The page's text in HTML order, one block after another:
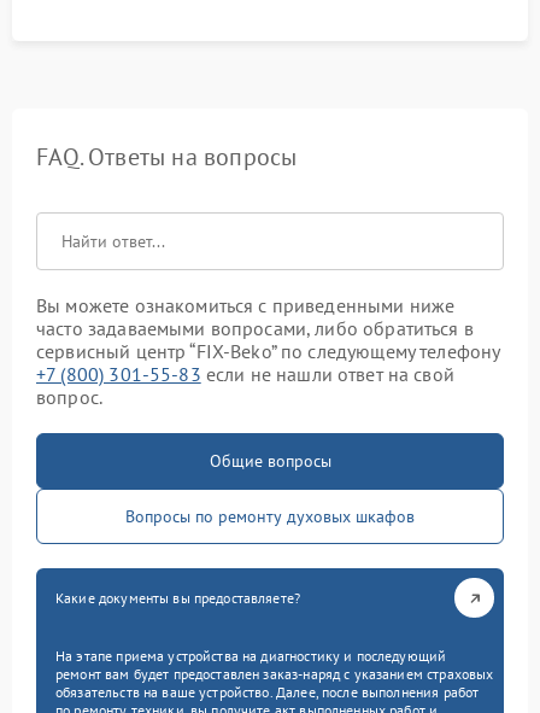
FAQ. Ответы на вопросы
Вы можете ознакомиться с приведенными ниже
часто задаваемыми вопросами, либо обратиться в
сервисный центр “FIX-Beko” по следующему телефону
+7 (800) 301-55-83 если не нашли ответ на свой
вопрос.
Общие вопросы
Вопросы по ремонту духовых шкафов
Какие документы вы предоставляете?
На этапе приема устройства на диагностику и последующий
ремонт вам будет предоставлен заказ-наряд с указанием страховых
обязательств на ваше устройство. Далее, после выполнения работ